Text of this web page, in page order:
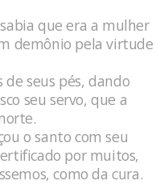
que era a mulher
demônio pela virtude
seus pés, dando
seu servo, que a
o santo com seu
por muitos,
como da cura.